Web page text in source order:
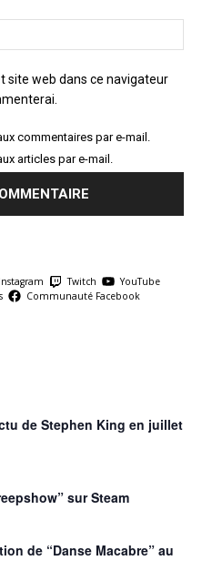
site web dans ce navigateur
commentaires par e-mail.
articles par e-mail.
Instagram Twitch
YouTube
Communauté Facebook
de Stephen King en juillet
sur Steam
de “Danse Macabre” au